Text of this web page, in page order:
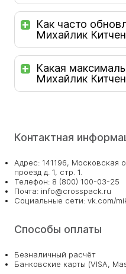
Как часто
Михайлик
Какая
Михайлик
Контактная
Адрес: 141196, Московская
проезд д. 1, стр. 1.
Телефон: 8 (800) 100-03-25
Почта: info@crosspack.ru
Социальные сети: vk.com/
Способы оплаты
Безналичный расчёт
Банковские карты (VISA,